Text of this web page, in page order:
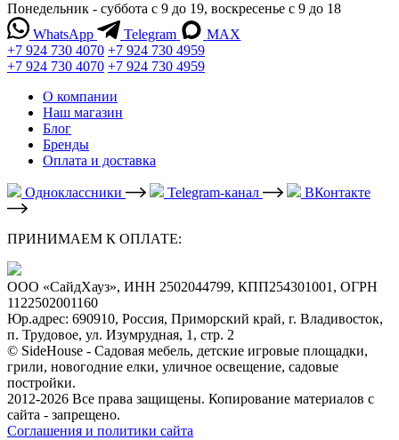
Понедельник - суббота с 9 до 19, воскресенье с 9 до 18
WhatsApp
Telegram
MAX
+7 924 730 4070 +7 924 730 4959
+7 924 730 4070 +7 924 730 4959
О компании
Наш магазин
Блог
Бренды
Оплата и доставка
Одноклассники Telegram-канал ВКонтакте
ПРИНИМАЕМ К ОПЛАТЕ:
ООО «СайдХауз», ИНН 2502044799, КПП254301001, ОГРН
1122502001160
Юр.адрес: 690910, Россия, Приморский край, г. Владивосток,
п. Трудовое, ул. Изумрудная, 1, стр. 2
© SideHouse - Садовая мебель, детские игровые площадки,
грили, новогодние елки, уличное освещение, садовые
постройки.
2012-2026 Все права защищены. Копирование материалов с
сайта - запрещено.
Соглашения и политики сайта